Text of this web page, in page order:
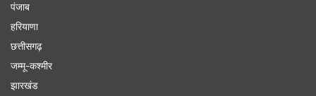
अरविंद केजरीवाल का भाजपा पर आरोप
बता दें कि दिल्ली विधानसभा चुनाव के मद्देनजर मतदान होने में
पंजाब
हरियाणा
छत्तीसगढ़
जम्मू-कश्मीर
झारखंड